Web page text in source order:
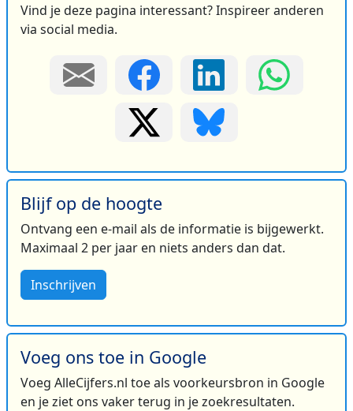
Vind je deze pagina interessant? Inspireer anderen
via social media.
Blijf op de hoogte
Ontvang een e-mail als de informatie is bijgewerkt.
Maximaal 2 per jaar en niets anders dan dat.
Inschrijven
Voeg ons toe in Google
Voeg AlleCijfers.nl toe als voorkeursbron in Google
en je ziet ons vaker terug in je zoekresultaten.